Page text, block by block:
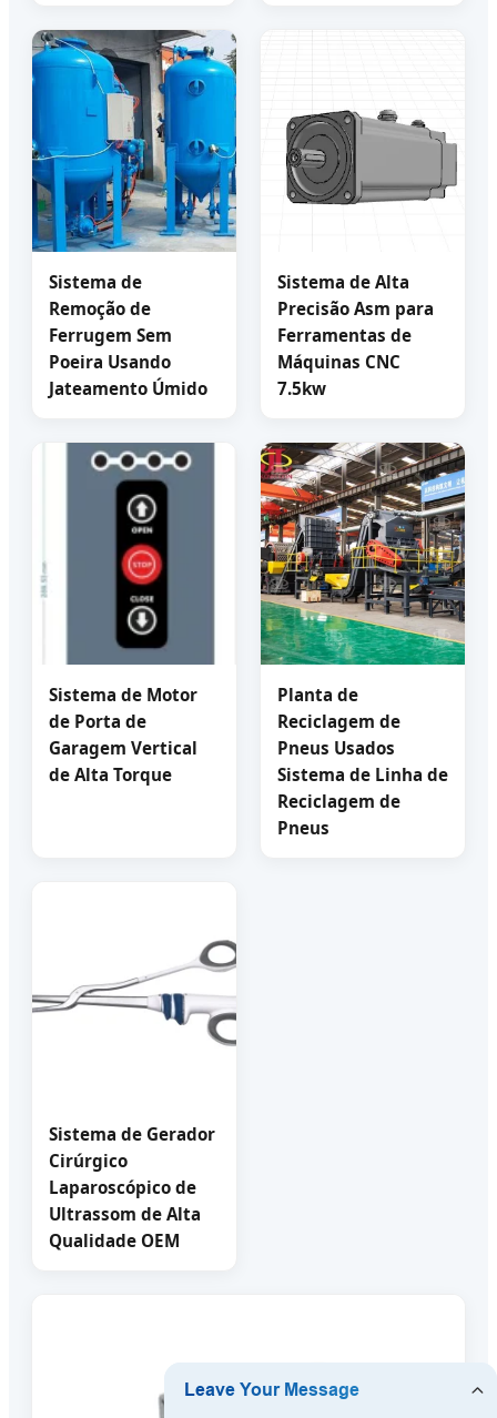
Sistema de
Remoção de
Ferrugem Sem
Poeira Usando
Jateamento Úmido
Sistema de Alta
Precisão Asm para
Ferramentas de
Máquinas CNC
7.5kw
Sistema de Motor
de Porta de
Garagem Vertical
de Alta Torque
Planta de
Reciclagem de
Pneus Usados
Sistema de Linha de
Reciclagem de
Pneus
Sistema de Gerador
Cirúrgico
Laparoscópico de
Ultrassom de Alta
Qualidade OEM